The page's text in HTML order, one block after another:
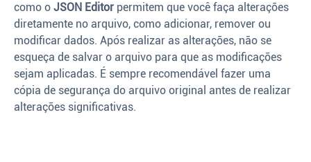
como o JSON Editor permitem que você faça alterações
diretamente no arquivo, como adicionar, remover ou
modificar dados. Após realizar as alterações, não se
esqueça de salvar o arquivo para que as modificações
sejam aplicadas. É sempre recomendável fazer uma
cópia de segurança do arquivo original antes de realizar
alterações significativas.